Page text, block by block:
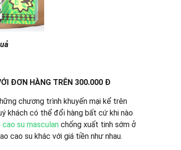
ĐƠN HÀNG TRÊN 300.000 Đ
chương trình khuyến mại kể trên
khách có thể đổi hàng bất cứ khi nào
cao su masculan chống xuất tinh sớm ở
cao su khác với giá tiền như nhau.